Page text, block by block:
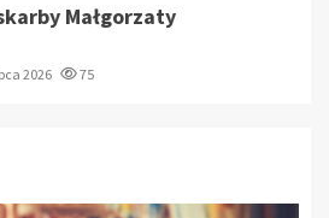
Małgorzaty
2026 75